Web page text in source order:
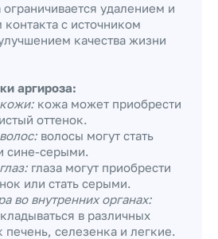
удалением и
с источником
качества жизни
аргироза:
кожа может приобрести
оттенок.
волосы могут стать
сине-серыми.
глаза могут приобрести
или стать серыми.
во внутренних органах:
в различных
печень, селезенка и легкие.